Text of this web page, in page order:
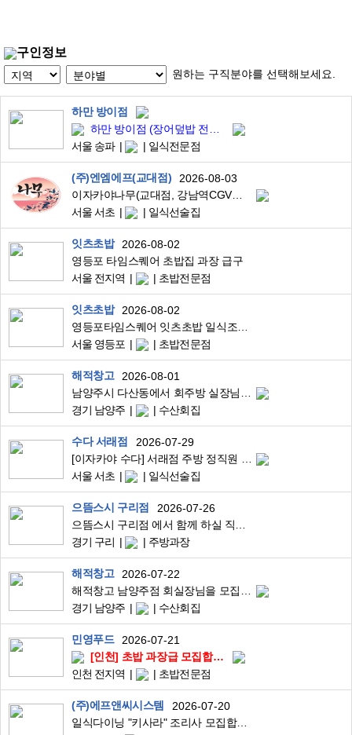
구인정보
원하는 구직분야를 선택해보세요.
하만 방이점
하만 방이점 (장어덮밥 전문점) 조리 과장 ~ 실장 구인합니다.
서울 송파
일식전문점
(주)엔엠에프(교대점)
2026-08-03
이자카야나무(교대점, 강남역CGV점) 주방직원을 구인합니다
서울 서초
일식선술집
잇츠초밥
2026-08-02
영등포 타임스퀘어 초밥집 과장 급구
서울 전지역
초밥전문점
잇츠초밥
2026-08-02
서울 영등포
초밥전문점
해적창고
2026-08-01
경기 남양주
수산회집
수다 서래점
2026-07-29
서울 서초
일식선술집
으뜸스시 구리점
2026-07-26
경기 구리
주방과장
해적창고
2026-07-22
경기 남양주
수산회집
민영푸드
2026-07-21
[인천] 초밥 과장급 모집합니다.
인천 전지역
초밥전문점
(주)에프앤씨시스템
2026-07-20
일식다이닝 "키사라" 조리사 모집합니다.